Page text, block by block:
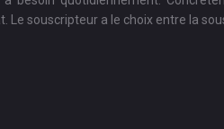
souscripteur a le choix entre la